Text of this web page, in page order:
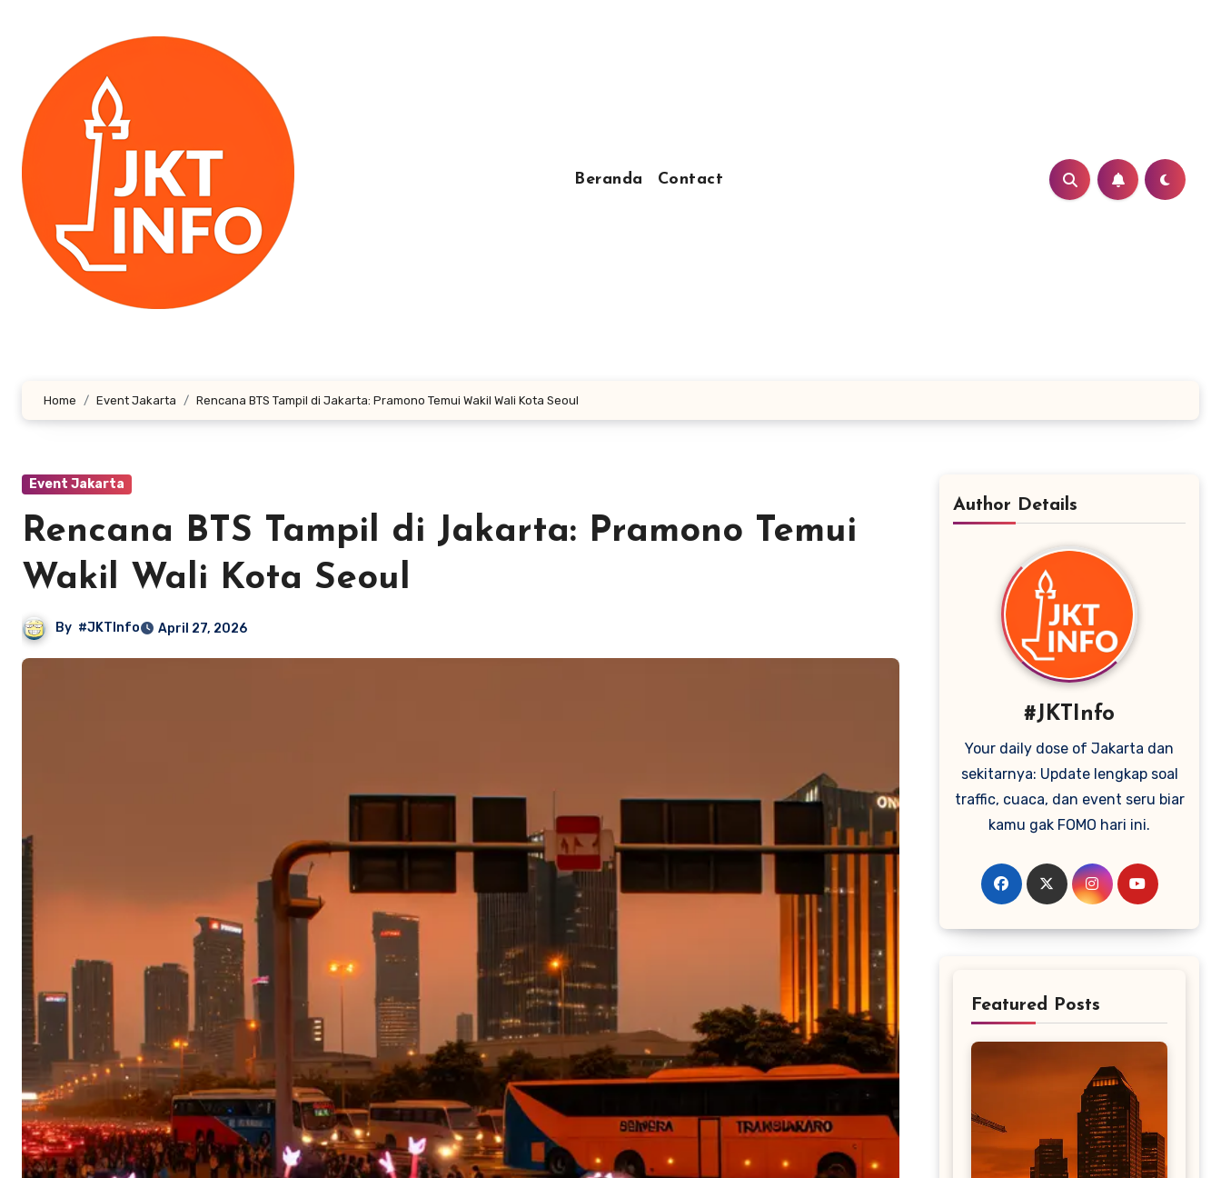
Beranda Contact
Home Event Jakarta Rencana BTS Tampil di Jakarta: Pramono Temui Wakil Wali Kota Seoul
Event Jakarta
Rencana BTS Tampil di Jakarta: Pramono Temui
Wakil Wali Kota Seoul
By #JKTInfo April 27, 2026
Author Details
#JKTInfo
Your daily dose of Jakarta dan
sekitarnya: Update lengkap soal
traffic, cuaca, dan event seru biar
kamu gak FOMO hari ini.
Featured Posts